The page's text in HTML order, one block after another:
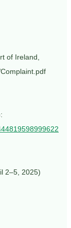
of Ireland,
2–5, 2025)